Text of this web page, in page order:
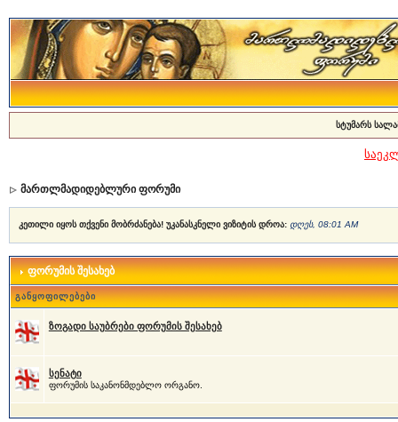
სტუმარს
მართლმადიდებლური ფორუმი
კეთილი იყოს თქვენი მობრძანება! უკანასკნელი ვიზიტის დროა: დღეს, 08:01 AM
ფორუმის შესახებ
განყოფილებები
ზოგადი საუბრები ფორუმის შესახებ
სენატი
ფორუმის საკანონმდებლო ორგანო.